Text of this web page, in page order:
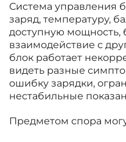
Система управления
заряд, температуру,
доступную мощность,
взаимодействие с
блок работает
видеть разные
ошибку зарядки,
нестабильные
Предметом спора